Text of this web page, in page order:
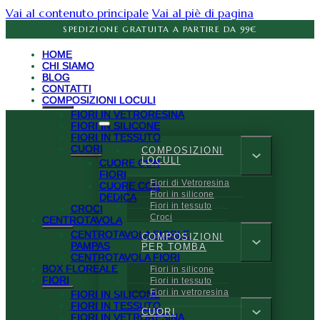
Vai al contenuto principale Vai al piè di pagina
SPEDIZIONE GRATUITA A PARTIRE DA 99€
HOME
CHI SIAMO
BLOG
CONTATTI
COMPOSIZIONI LOCULI
FIORI IN VETRORESINA
FIORI IN SILICONE
FIORI IN TESSUTO
CUORI
CUORE CON
FIORI
CUORE CON
DEDICA
CROCI
CENTROTAVOLA
CENTROTAVOLA FIORI E
PAMPAS
CENTROTAVOLA FIORI
BOX FLOREALE
FIORI
FIORI IN SILICONE
FIORI IN TESSUTO
FIORI IN VETRORESINA
COMPOSIZIONI
LOCULI
Fiori di Vetroresina
Fiori in silicone
Fiori in tessuto
Croci
COMPOSIZIONI
PER TOMBA
Fiori in silicone
Fiori in tessuto
Fiori in vetroresina
CUORI